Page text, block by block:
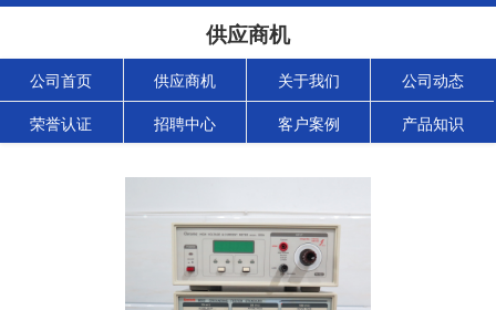
供应商机
公司首页 供应商机 关于我们 公司动态
荣誉认证 招聘中心 客户案例 产品知识